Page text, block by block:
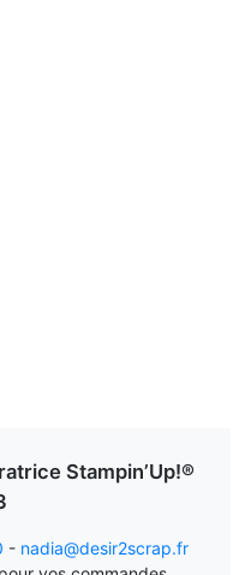
Stampin’Up!®
- nadia@desir2scrap.fr